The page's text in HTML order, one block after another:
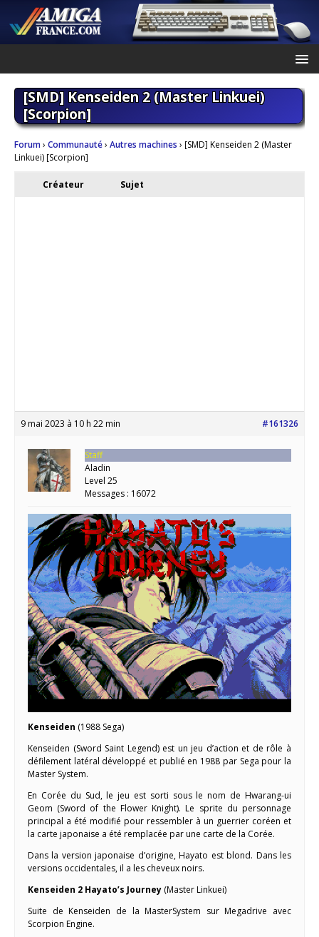
[SMD] Kenseiden 2 (Master Linkuei)
[Scorpion]
Forum› Communauté› Autres machines › [SMD] Kenseiden 2 (Master
Linkuei) [Scorpion]
Créateur Sujet
9 mai 2023 à 10 h 22 min #161326
Staff
Aladin
Level 25
Messages : 16072
Kenseiden (1988 Sega)
Kenseiden (Sword Saint Legend) est un jeu d’action et de rôle à
défilement latéral développé et publié en 1988 par Sega pour la
Master System.
En Corée du Sud, le jeu est sorti sous le nom de Hwarang-ui
Geom (Sword of the Flower Knight). Le sprite du personnage
principal a été modifié pour ressembler à un guerrier coréen et
la carte japonaise a été remplacée par une carte de la Corée.
Dans la version japonaise d’origine, Hayato est blond. Dans les
versions occidentales, il a les cheveux noirs.
Kenseiden 2 Hayato’s Journey (Master Linkuei)
Suite de Kenseiden de la MasterSystem sur Megadrive avec
Scorpion Engine.